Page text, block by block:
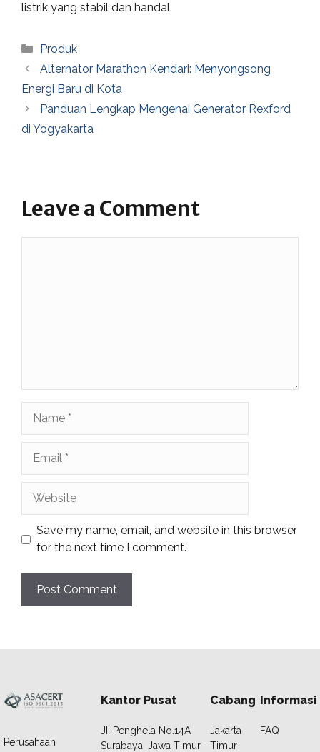
listrik yang stabil dan handal.
Categories
Produk
Alternator Marathon Kendari: Menyongsong
Energi Baru di Kota
Panduan Lengkap Mengenai Generator Rexford
di Yogyakarta
Leave a Comment
Save my name, email, and website in this browser
for the next time I comment.
Perusahaan
Kantor Pusat
JI. Penghela No.14A
Surabaya, Jawa Timur
Cabang
Jakarta
Timur
Informasi
FAQ